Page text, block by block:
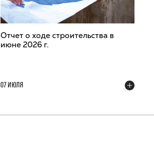
Отчет о ходе строительства в
июне 2026 г.
07 ИЮЛЯ